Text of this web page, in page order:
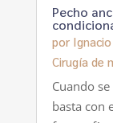
Pecho
por
Cirugía de
Cuando
basta con